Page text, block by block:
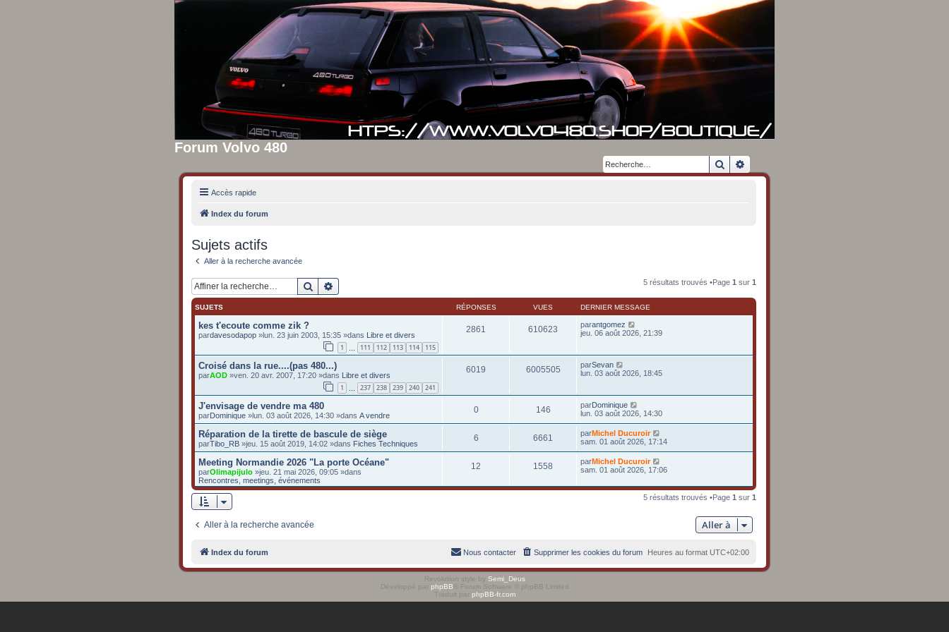
Forum Volvo 480
Rechercher
Accès rapide
Index du forum
Sujets actifs
Aller à la recherche avancée
Rechercher 5 résultats trouvés •Page 1 sur 1
SUJETS RÉPONSES VUES DERNIER MESSAGE
kes t'ecoute comme zik ?
pardavesodapop »lun. 23 juin 2003, 15:35 »dans Libre et divers
1 111 112 113 114 115
2861 610623 parantgomez
jeu. 06 août 2026, 21:39
Croisé dans la rue....(pas 480...)
parAOD »ven. 20 avr. 2007, 17:20 »dans Libre et divers
1 … 237 238 239 240 241
6019 6005505 parSevan
lun. 03 août 2026, 18:45
J'envisage de vendre ma 480
parDominique »lun. 03 août 2026, 14:30 »dans A vendre
0 146 parDominique
lun. 03 août 2026, 14:30
Réparation de la tirette de bascule de siège
parTibo_RB »jeu. 15 août 2019, 14:02 »dans Fiches Techniques
6 6661 parMichel Ducuroir
sam. 01 août 2026, 17:14
Meeting Normandie 2026 "La porte Océane"
parOlimapijulo »jeu. 21 mai 2026, 09:05 »dans
Rencontres, meetings, événements
12 1558 parMichel Ducuroir
sam. 01 août 2026, 17:06
5 résultats trouvés •Page 1 sur 1
Aller à la recherche avancée Aller à
Index du forum Heures au format UTC+02:00
Supprimer les cookies du forum
Nous contacter
Revolution style by Semi_Deus
Développé par phpBB ® Forum Software © phpBB Limited
Traduit par phpBB-fr.com